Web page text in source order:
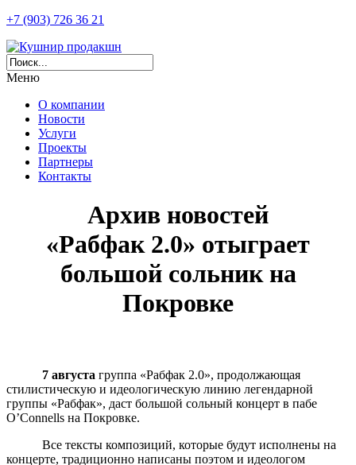
+7 (903) 726 36 21
Меню
О компании
Новости
Услуги
Проекты
Партнеры
Контакты
Архив новостей
«Рабфак 2.0» отыграет
большой сольник на
Покровке
7 августа группа «Рабфак 2.0», продолжающая
стилистическую и идеологическую линию легендарной
группы «Рабфак», даст большой сольный концерт в пабе
O’Connells на Покровке.
Все тексты композиций, которые будут исполнены на
концерте, традиционно написаны поэтом и идеологом